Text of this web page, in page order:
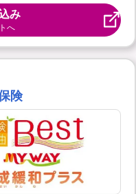
み
へ
険